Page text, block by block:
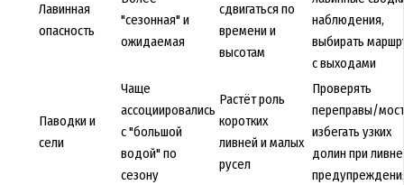
Лавинная
опасность
"сезонная" и
ожидаемая
сдвигаться по
времени и
высотам
наблюдения,
выбирать
с выходами
Паводки и
сели
Чаще
ассоциировались
с "большой
водой" по
сезону
Растёт роль
коротких
ливней и малых
русел
Проверять
переправы/
избегать узких
долин при